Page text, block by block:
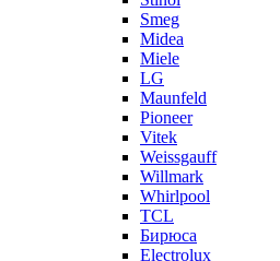
Smeg
Midea
Miele
LG
Maunfeld
Pioneer
Vitek
Weissgauff
Willmark
Whirlpool
TCL
Бирюса
Electrolux